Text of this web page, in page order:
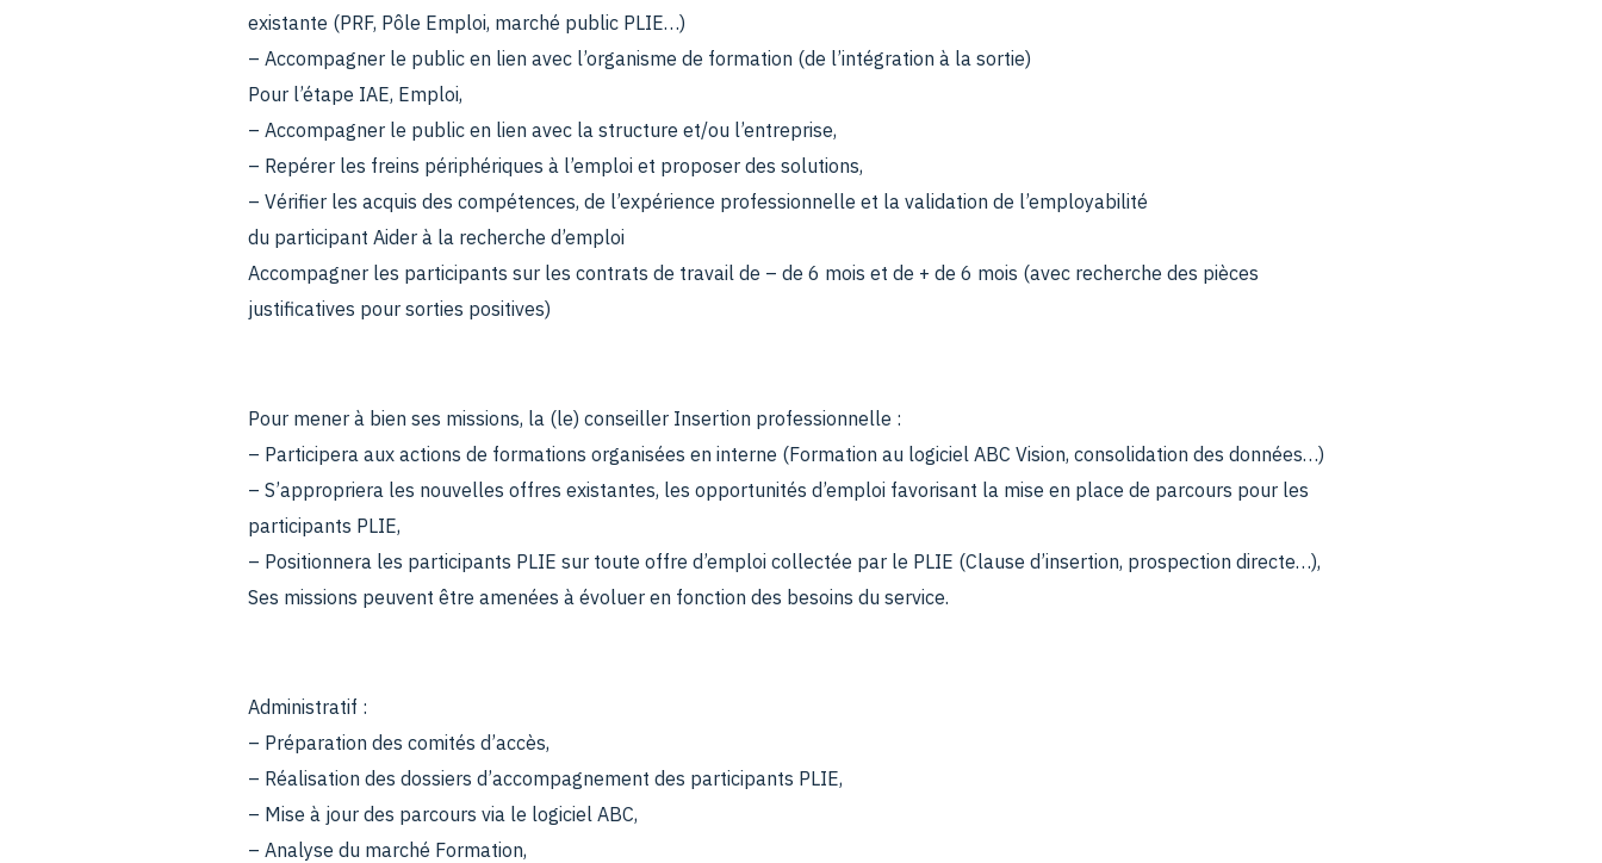
existante (PRF, Pôle Emploi, marché public PLIE…)
– Accompagner le public en lien avec l’organisme de formation (de l’intégration à la sortie)
Pour l’étape IAE, Emploi,
– Accompagner le public en lien avec la structure et/ou l’entreprise,
– Repérer les freins périphériques à l’emploi et proposer des solutions,
– Vérifier les acquis des compétences, de l’expérience professionnelle et la validation de l’employabilité
du participant Aider à la recherche d’emploi
Accompagner les participants sur les contrats de travail de – de 6 mois et de + de 6 mois (avec recherche des pièces
justificatives pour sorties positives)
Pour mener à bien ses missions, la (le) conseiller Insertion professionnelle :
– Participera aux actions de formations organisées en interne (Formation au logiciel ABC Vision, consolidation des données…)
– S’appropriera les nouvelles offres existantes, les opportunités d’emploi favorisant la mise en place de parcours pour les
participants PLIE,
– Positionnera les participants PLIE sur toute offre d’emploi collectée par le PLIE (Clause d’insertion, prospection directe…),
Ses missions peuvent être amenées à évoluer en fonction des besoins du service.
Administratif :
– Préparation des comités d’accès,
– Réalisation des dossiers d’accompagnement des participants PLIE,
– Mise à jour des parcours via le logiciel ABC,
– Analyse du marché Formation,